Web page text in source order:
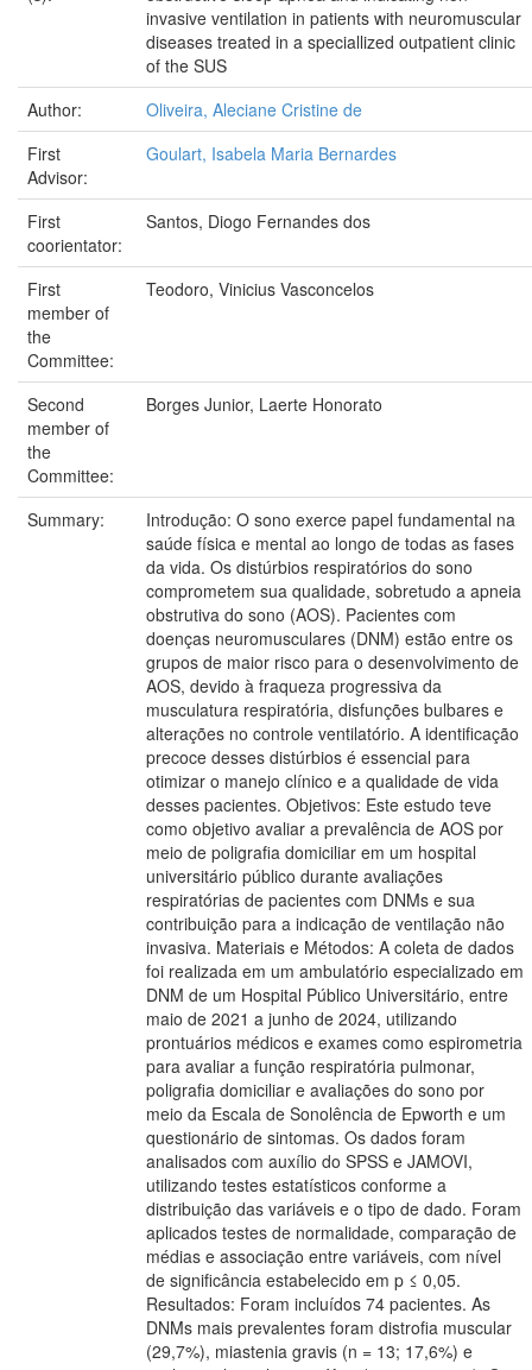
invasive ventilation in patients with neuromuscular
diseases treated in a speciallized outpatient clinic
of the SUS
Author:
Oliveira, Aleciane Cristine de
First
Advisor:
Goulart, Isabela Maria Bernardes
First
coorientator:
Santos, Diogo Fernandes dos
First
member of
the
Committee:
Teodoro, Vinicius Vasconcelos
Second
member of
the
Committee:
Borges Junior, Laerte Honorato
Summary:
Introdução: O sono exerce papel fundamental na
saúde física e mental ao longo de todas as fases
da vida. Os distúrbios respiratórios do sono
comprometem sua qualidade, sobretudo a apneia
obstrutiva do sono (AOS). Pacientes com
doenças neuromusculares (DNM) estão entre os
grupos de maior risco para o desenvolvimento de
AOS, devido à fraqueza progressiva da
musculatura respiratória, disfunções bulbares e
alterações no controle ventilatório. A identificação
precoce desses distúrbios é essencial para
otimizar o manejo clínico e a qualidade de vida
desses pacientes. Objetivos: Este estudo teve
como objetivo avaliar a prevalência de AOS por
meio de poligrafia domiciliar em um hospital
universitário público durante avaliações
respiratórias de pacientes com DNMs e sua
contribuição para a indicação de ventilação não
invasiva. Materiais e Métodos: A coleta de dados
foi realizada em um ambulatório especializado em
DNM de um Hospital Público Universitário, entre
maio de 2021 a junho de 2024, utilizando
prontuários médicos e exames como espirometria
para avaliar a função respiratória pulmonar,
poligrafia domiciliar e avaliações do sono por
meio da Escala de Sonolência de Epworth e um
questionário de sintomas. Os dados foram
analisados com auxílio do SPSS e JAMOVI,
utilizando testes estatísticos conforme a
distribuição das variáveis e o tipo de dado. Foram
aplicados testes de normalidade, comparação de
médias e associação entre variáveis, com nível
de significância estabelecido em p ≤ 0,05.
Resultados: Foram incluídos 74 pacientes. As
DNMs mais prevalentes foram distrofia muscular
(29,7%), miastenia gravis (n = 13; 17,6%) e